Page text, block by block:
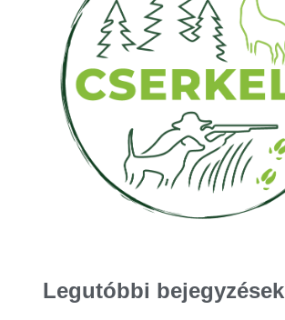
Legutóbbi bejegyzések